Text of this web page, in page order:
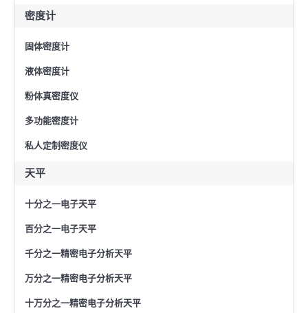
密度计
固体密度计
液体密度计
粉体真密度仪
多功能密度计
私人定制密度仪
天平
十分之一电子天平
百分之一电子天平
千分之一精密电子分析天平
万分之一精密电子分析天平
十万分之一精密电子分析天平